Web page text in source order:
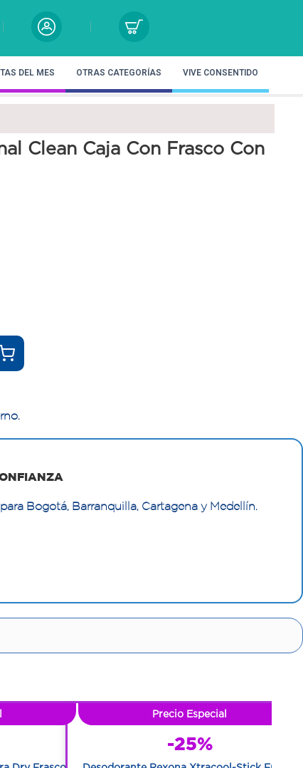
DEL MES OTRAS CATEGORÍAS VIVE CONSENTIDO
Clean Caja Con Frasco Con
Bogotá, Barranquilla, Cartagena y Medellín.
Precio Especial
-25%